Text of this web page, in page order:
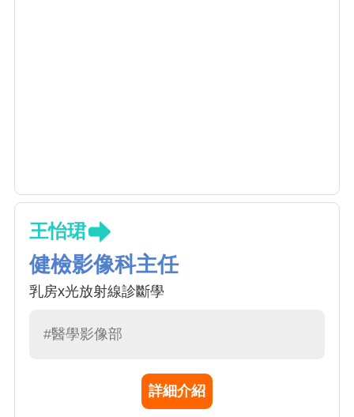
王怡珺
健檢影像科主任
乳房x光放射線診斷學
#醫學影像部
詳細介紹